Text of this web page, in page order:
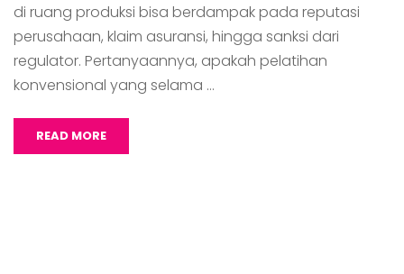
di ruang produksi bisa berdampak pada reputasi
perusahaan, klaim asuransi, hingga sanksi dari
regulator. Pertanyaannya, apakah pelatihan
konvensional yang selama …
READ MORE